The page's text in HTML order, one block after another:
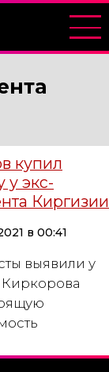
купил
у экс-
Киргизии
в 00:41
выявили у